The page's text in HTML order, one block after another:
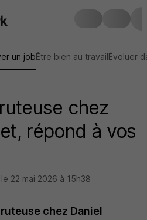
un jobÊtre bien au travailÉvoluer
chez
répond à vos
22 mai 2026 à 15h38
chez Daniel